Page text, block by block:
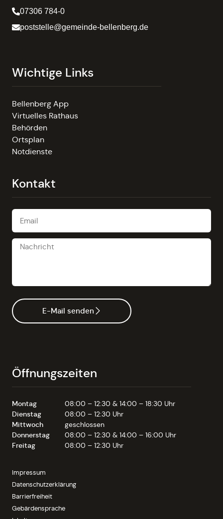
07306 784-0
poststelle@gemeinde-bellenberg.de
Wichtige Links
Bellenberg App
Virtuelles Rathaus
Behörden
Ortsplan
Notdienste
Kontakt
E-Mail senden
Öffnungszeiten
Montag
08:00 – 12:30 & 14:00 – 18:30 Uhr
Dienstag
08:00 – 12:30 Uhr
Mittwoch
geschlossen
Donnerstag
08:00 – 12:30 & 14:00 – 16:00 Uhr
Freitag
08:00 – 12:30 Uhr
Impressum
Datenschutzerklärung
Barrierfreiheit
Gebärdensprache